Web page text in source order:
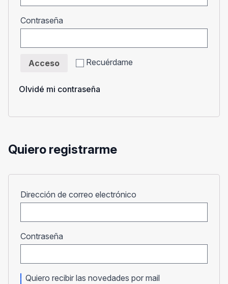
Contraseña
Recuérdame
Acceso
Olvidé mi contraseña
Quiero registrarme
Dirección de correo electrónico
Contraseña
Quiero recibir las novedades por mail